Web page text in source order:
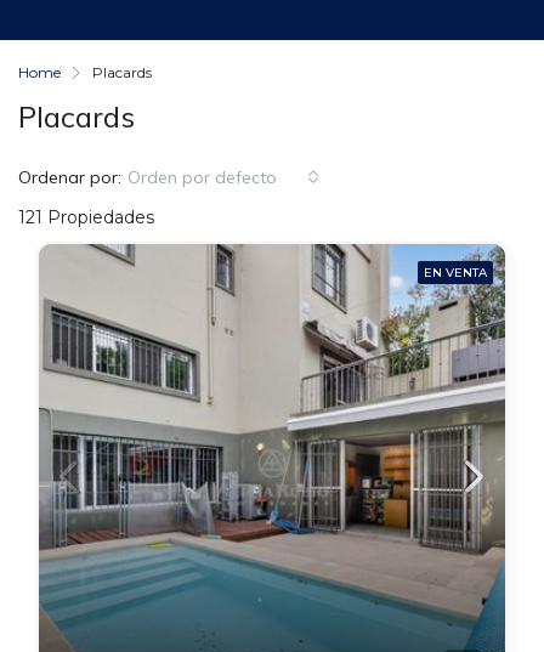
Home Placards
Placards
121 Propiedades
Ordenar por: Orden por defecto
EN VENTA